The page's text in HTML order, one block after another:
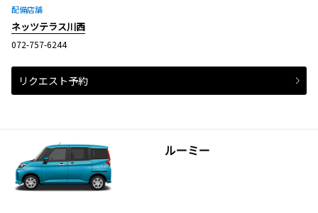
配備店舗
ネッツテラス川西
072-757-6244
リクエスト予約
ルーミー